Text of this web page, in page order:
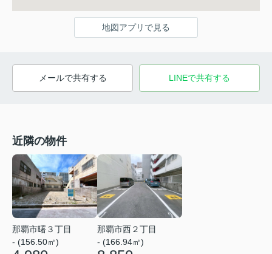
地図アプリで見る
メールで共有する LINEで共有する
近隣の物件
那覇市曙３丁目
- (156.50㎡)
那覇市西２丁目
- (166.94㎡)